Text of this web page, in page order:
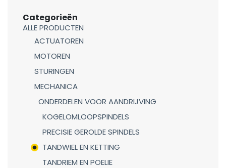
Categorieën
ALLE PRODUCTEN
ACTUATOREN
MOTOREN
STURINGEN
MECHANICA
ONDERDELEN VOOR AANDRIJVING
KOGELOMLOOPSPINDELS
PRECISIE GEROLDE SPINDELS
TANDWIEL EN KETTING
TANDRIEM EN POELIE